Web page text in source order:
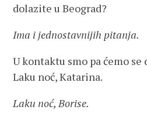
dolazite u Beograd?
Ima i jednostavnijih pitanja.
U kontaktu smo pa ćemo
Laku noć, Katarina.
Laku noć, Borise.